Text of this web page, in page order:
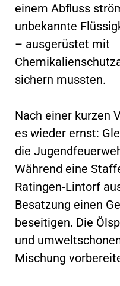
einem Abfluss
unbekannte
– ausgerüstet mit
sichern mussten.
Nach einer kurzen
es wieder ernst:
die
Während eine
Ratingen-Lintorf
Besatzung einen
beseitigen. Die
und
Mischung